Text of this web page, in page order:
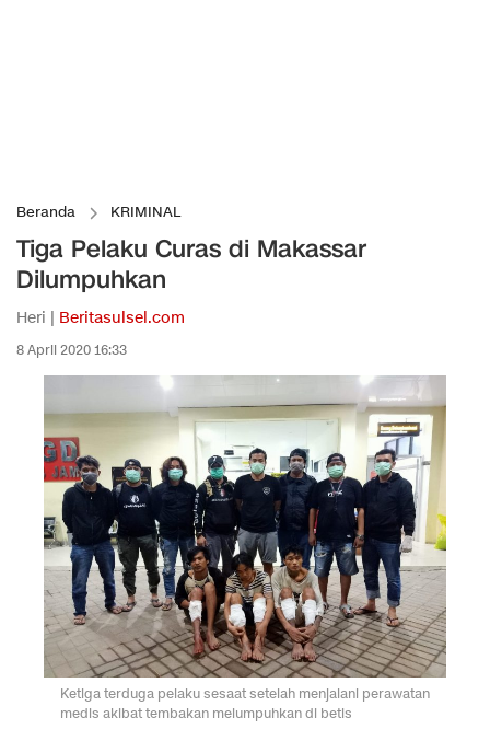
Beranda KRIMINAL
Tiga Pelaku Curas di Makassar
Dilumpuhkan
Heri | Beritasulsel.com
8 April 2020 16:33
Ketiga terduga pelaku sesaat setelah menjalani perawatan
medis akibat tembakan melumpuhkan di betis